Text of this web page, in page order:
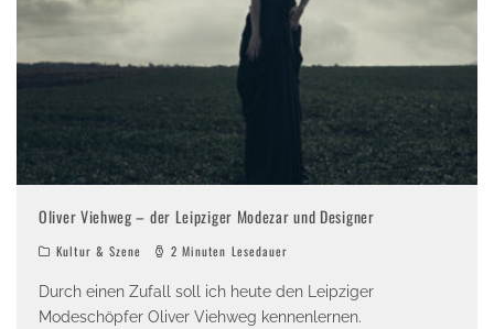
Oliver Viehweg – der Leipziger Modezar und Designer
Kultur & Szene 2 Minuten Lesedauer
Durch einen Zufall soll ich heute den Leipziger
Modeschöpfer Oliver Viehweg kennenlernen.